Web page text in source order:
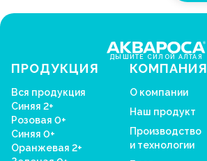
ДЫШИТЕ СИЛОЙ АЛТАЯ
ПРОДУКЦИЯ
Вся продукция
Синяя 2+
Розовая 0+
Синяя 0+
Оранжевая 2+
КОМПАНИЯ
О компании
Наш продукт
Производство
и технологии